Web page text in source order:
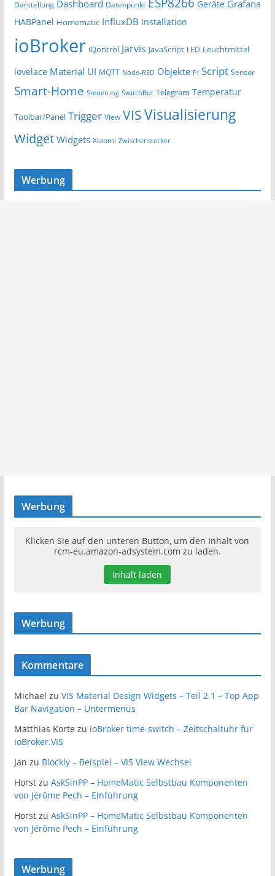
Darstellung Dashboard Datenpunkt Geräte Grafana
HABPanel Homematic InfluxDB Installation
ioBroker iQontrol Jarvis JavaScript LED Leuchtmittel
lovelace Material UI MQTT Node-RED Objekte PI Script Sensor
Smart-Home Steuerung SwitchBot Telegram Temperatur
Toolbar/Panel Trigger View VISVisualisierung
Widget Widgets Xiaomi Zwischenstecker
Werbung
Werbung
Klicken Sie auf den unteren Button, um den Inhalt von
rcm-eu.amazon-adsystem.com zu laden.
Inhalt laden
Werbung
Kommentare
Michael zu VIS Material Design Widgets – Teil 2.1 – Top App
Bar Navigation – Untermenüs
Matthias Korte zu ioBroker time-switch – Zeitschaltuhr für
ioBroker.VIS
Jan zu Blockly – Beispiel – VIS View Wechsel
Horstzu AskSinPP – HomeMatic Selbstbau Komponenten
von Jérôme Pech – Einführung
Horstzu AskSinPP – HomeMatic Selbstbau Komponenten
von Jérôme Pech – Einführung
Werbung